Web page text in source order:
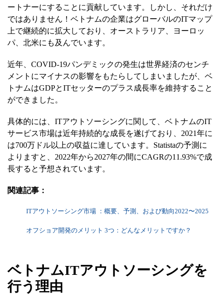
ートナーにすることに貢献しています。しかし、それだけ
ではありません！ベトナムの企業はグローバルのITマップ
上で継続的に拡大しており、オーストラリア、ヨーロッ
パ、北米にも及んでいます。
近年、COVID-19パンデミックの発生は世界経済のセンチ
メントにマイナスの影響をもたらしてしまいましたが、ベ
トナムはGDPとITセッターのプラス成長率を維持すること
ができました。
具体的には、ITアウトソーシングに関して、ベトナムのIT
サービス市場は近年持続的な成長を遂げており、2021年に
は700万ドル以上の収益に達しています。Statistaの予測に
よりますと、2022年から2027年の間にCAGRの11.93%で成
長すると予想されています。
関連記事：
ITアウトソーシング市場 ：概要、予測、および動向2022〜2025
オフショア開発のメリット 3つ：どんなメリットですか？
ベトナムITアウトソーシングを
行う理由